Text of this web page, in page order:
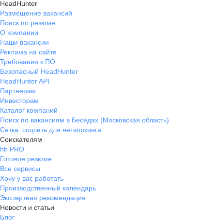
HeadHunter
Размещение вакансий
Поиск по резюме
О компании
Наши вакансии
Реклама на сайте
Требования к ПО
Безопасный HeadHunter
HeadHunter API
Партнерам
Инвесторам
Каталог компаний
Поиск по вакансиям в Беседах (Московская область)
Сетка: соцсеть для нетворкинга
Соискателям
hh PRO
Готовое резюме
Все сервисы
Хочу у вас работать
Производственный календарь
Экспертная рекомендация
Новости и статьи
Блог